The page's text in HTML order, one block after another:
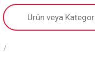
Products
search
/